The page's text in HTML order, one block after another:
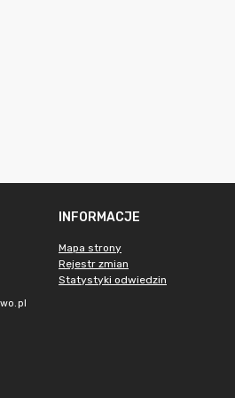
INFORMACJE
Mapa strony
Rejestr zmian
Statystyki odwiedzin